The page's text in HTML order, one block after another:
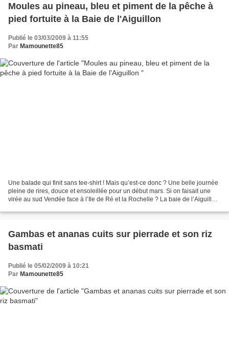
Moules au pineau, bleu et piment de la pêche à
pied fortuite à la Baie de l'Aiguillon
Publié le 03/03/2009 à 11:55
Par Mamounette85
Une balade qui finit sans tee-shirt ! Mais qu’est-ce donc ? Une belle journée
pleine de rires, douce et ensoleillée pour un début mars. Si on faisait une
virée au sud Vendée face à l’Ile de Ré et la Rochelle ? La baie de l’Aiguillon
Gambas et ananas cuits sur pierrade et son riz
basmati
Publié le 05/02/2009 à 10:21
Par Mamounette85